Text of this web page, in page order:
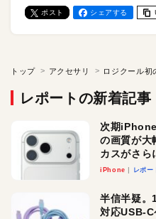
ポスト シェアする
トップ アクセサリ
レポートの新着記事
次期
の画質が大
カスがさら
iPhone レポー
半信半疑。
対応USB-C